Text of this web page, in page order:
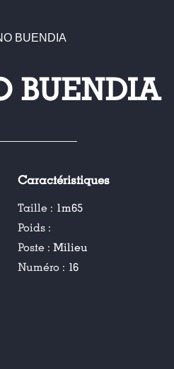
BUENDIA
Caractéristiques
Taille : 1m65
Poids :
Poste :Milieu
Numéro : 16